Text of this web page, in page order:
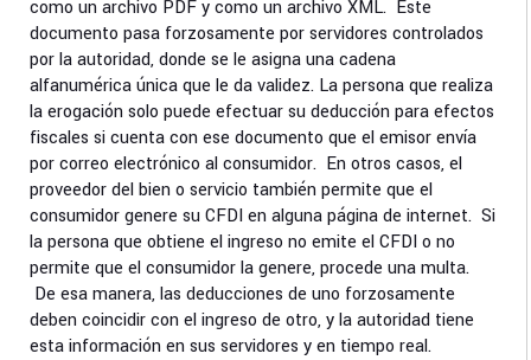
como un archivo PDF y como un archivo XML. Este
documento pasa forzosamente por servidores controlados
por la autoridad, donde se le asigna una cadena
alfanumérica única que le da validez. La persona que realiza
la erogación solo puede efectuar su deducción para efectos
fiscales si cuenta con ese documento que el emisor envía
por correo electrónico al consumidor. En otros casos, el
proveedor del bien o servicio también permite que el
consumidor genere su CFDI en alguna página de internet. Si
la persona que obtiene el ingreso no emite el CFDI o no
permite que el consumidor la genere, procede una multa.
De esa manera, las deducciones de uno forzosamente
deben coincidir con el ingreso de otro, y la autoridad tiene
esta información en sus servidores y en tiempo real.